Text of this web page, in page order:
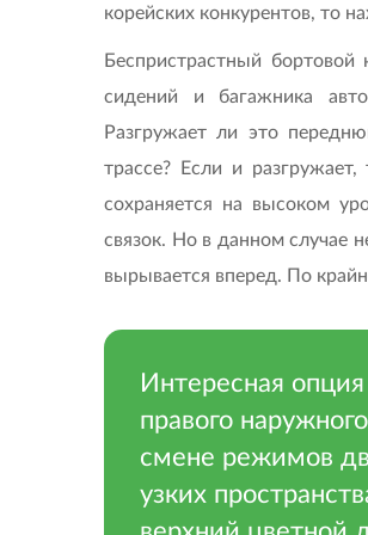
корейских конкурентов, то
Беспристрастный
сидений и багажника
Разгружает ли это
трассе? Если и
сохраняется на высоком
связок. Но в данном случае
вырывается вперед. По
Интересная
правого
смене режимов
узких